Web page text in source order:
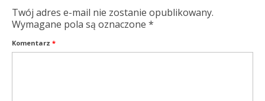
Twój adres e-mail nie zostanie opublikowany.
Wymagane pola są oznaczone *
Komentarz *